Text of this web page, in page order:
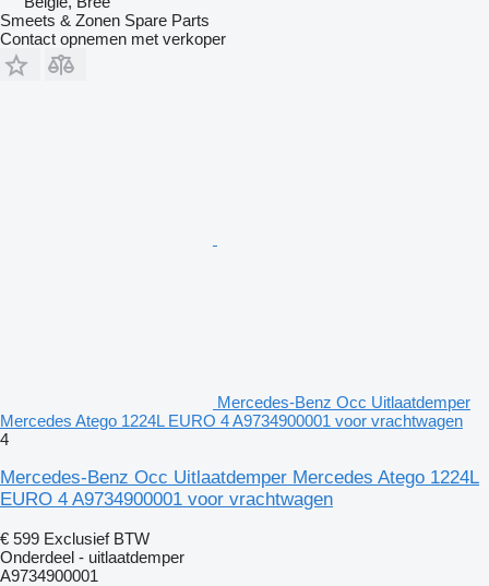
Smeets & Zonen Spare Parts
Contact opnemen met verkoper
Mercedes-Benz Occ Uitlaatdemper
Mercedes Atego 1224L EURO 4 A9734900001 voor vrachtwagen
4
Mercedes-Benz Occ Uitlaatdemper Mercedes Atego 1224L
EURO 4 A9734900001 voor vrachtwagen
€ 599 Exclusief BTW
Onderdeel - uitlaatdemper
A9734900001